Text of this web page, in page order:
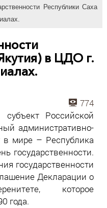
Республики Саха
в ЦДО г.
774
Российской
административно-
в мире – Республика
государственности.
государственности
Декларации о
которое
года.